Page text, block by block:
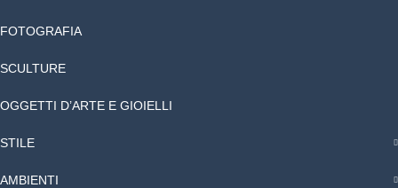
FOTOGRAFIA
SCULTURE
OGGETTI D’ARTE E GIOIELLI
STILE
AMBIENTI